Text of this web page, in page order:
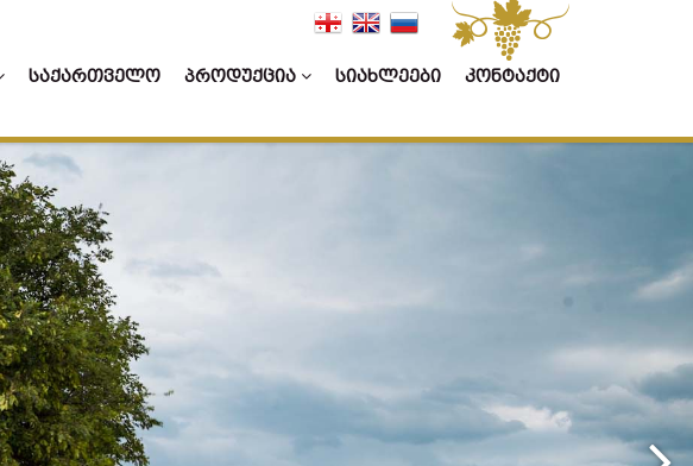
ᲡᲐᲥᲐᲠᲗᲕᲔᲚᲝ ᲞᲠᲝᲓᲣᲥᲪᲘᲐ ᲡᲘᲐᲮᲚᲔᲔᲑᲘ ᲙᲝᲜᲢᲐᲥᲢᲘ